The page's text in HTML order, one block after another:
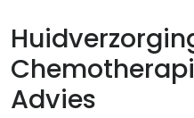
Advies